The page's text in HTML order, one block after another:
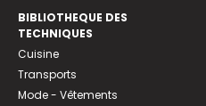
BIBLIOTHEQUE DES
TECHNIQUES
Cuisine
Transports
Mode - Vêtements